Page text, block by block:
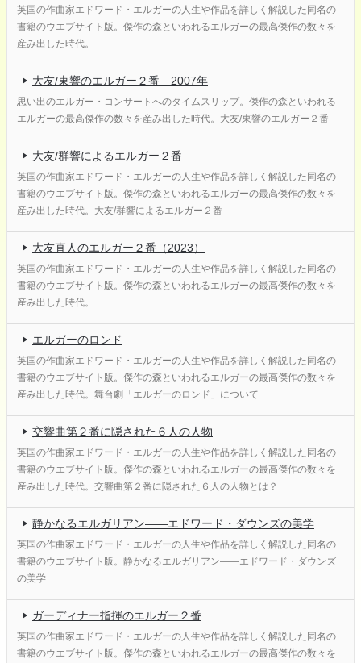
英国の作曲家エドワード・エルガーの人生や作品を詳しく解説した同名の
書籍のウエブサイト版。傑作の森といわれるエルガーの最高傑作の数々を
産み出した時代。
大友/東響のエルガー２番 2007年
思い出のエルガー・コンサートへのタイムスリップ。傑作の森といわれる
エルガーの最高傑作の数々を産み出した時代。大友/東響のエルガー２番
大友/群響によるエルガー２番
英国の作曲家エドワード・エルガーの人生や作品を詳しく解説した同名の
書籍のウエブサイト版。傑作の森といわれるエルガーの最高傑作の数々を
産み出した時代。大友/群響によるエルガー２番
大友直人のエルガー２番（2023）
英国の作曲家エドワード・エルガーの人生や作品を詳しく解説した同名の
書籍のウエブサイト版。傑作の森といわれるエルガーの最高傑作の数々を
産み出した時代。
エルガーのロンド
英国の作曲家エドワード・エルガーの人生や作品を詳しく解説した同名の
書籍のウエブサイト版。傑作の森といわれるエルガーの最高傑作の数々を
産み出した時代。舞台劇「エルガーのロンド」について
交響曲第２番に隠された６人の人物
英国の作曲家エドワード・エルガーの人生や作品を詳しく解説した同名の
書籍のウエブサイト版。傑作の森といわれるエルガーの最高傑作の数々を
産み出した時代。交響曲第２番に隠された６人の人物とは？
静かなるエルガリアン――エドワード・ダウンズの美学
英国の作曲家エドワード・エルガーの人生や作品を詳しく解説した同名の
書籍のウエブサイト版。静かなるエルガリアン――エドワード・ダウンズ
の美学
ガーディナー指揮のエルガー２番
英国の作曲家エドワード・エルガーの人生や作品を詳しく解説した同名の
書籍のウエブサイト版。傑作の森といわれるエルガーの最高傑作の数々を